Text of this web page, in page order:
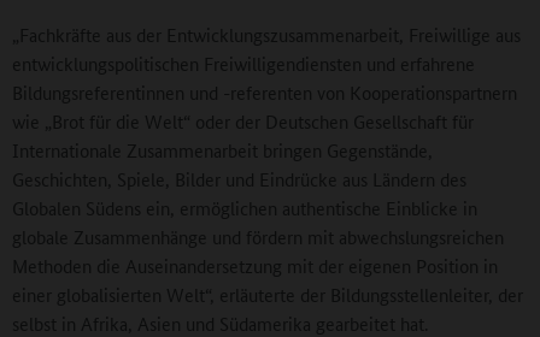
„Fachkräfte aus der Entwicklungszusammenarbeit, Freiwillige aus
entwicklungspolitischen Freiwilligendiensten und erfahrene
Bildungsreferentinnen und -referenten von Kooperationspartnern
wie „Brot für die Welt“ oder der Deutschen Gesellschaft für
Internationale Zusammenarbeit bringen Gegenstände,
Geschichten, Spiele, Bilder und Eindrücke aus Ländern des
Globalen Südens ein, ermöglichen authentische Einblicke in
globale Zusammenhänge und fördern mit abwechslungsreichen
Methoden die Auseinandersetzung mit der eigenen Position in
einer globalisierten Welt“, erläuterte der Bildungsstellenleiter, der
selbst in Afrika, Asien und Südamerika gearbeitet hat.